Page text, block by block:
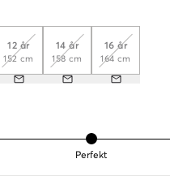
12 år
152 cm
14 år
158 cm
16 år
164 cm
Perfekt